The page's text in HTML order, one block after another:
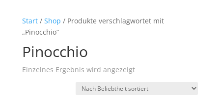
Start/ Shop / Produkte verschlagwortet mit
„Pinocchio“
Pinocchio
Einzelnes Ergebnis wird angezeigt